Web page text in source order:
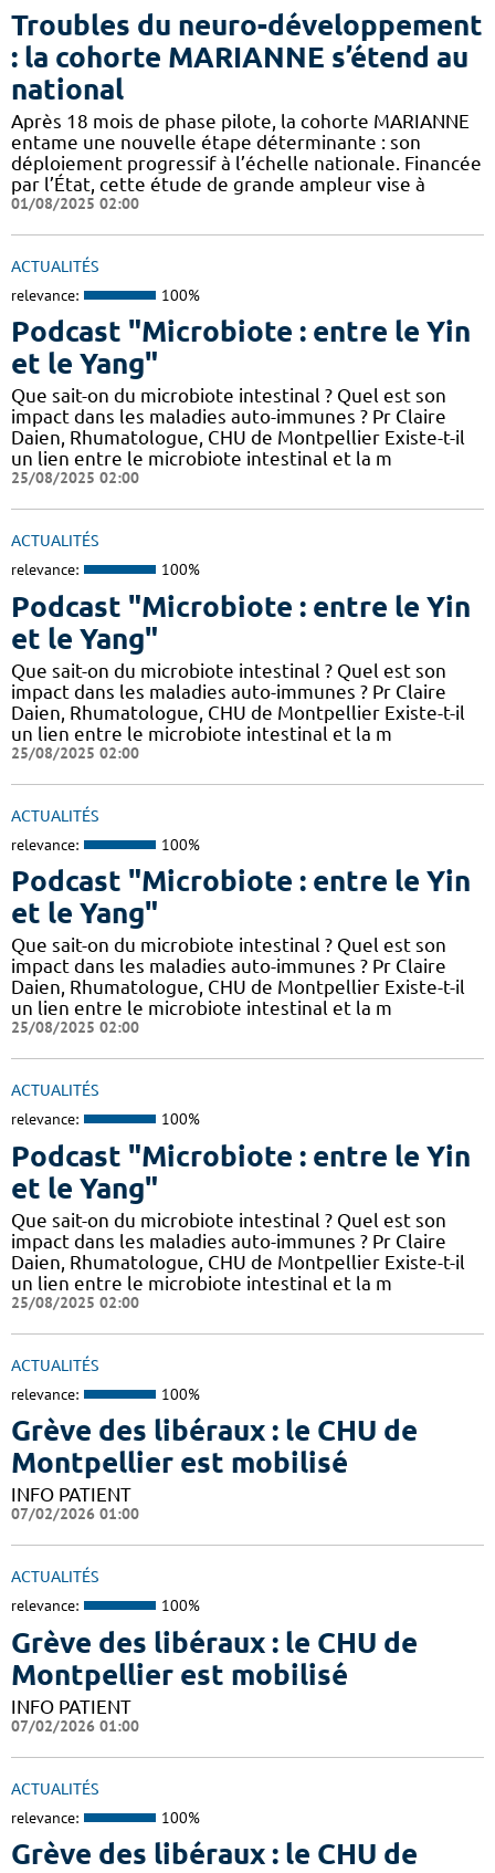
Troubles du neuro-développement
: la cohorte MARIANNE s’étend au
national
Après 18 mois de phase pilote, la cohorte MARIANNE
entame une nouvelle étape déterminante : son
déploiement progressif à l’échelle nationale. Financée
par l’État, cette étude de grande ampleur vise à
01/08/2025 02:00
ACTUALITÉS
relevance: 100%
Podcast "Microbiote : entre le Yin
et le Yang"
Que sait-on du microbiote intestinal ? Quel est son
impact dans les maladies auto-immunes ? Pr Claire
Daien, Rhumatologue, CHU de Montpellier Existe-t-il
un lien entre le microbiote intestinal et la m
25/08/2025 02:00
ACTUALITÉS
relevance: 100%
Podcast "Microbiote : entre le Yin
et le Yang"
Que sait-on du microbiote intestinal ? Quel est son
impact dans les maladies auto-immunes ? Pr Claire
Daien, Rhumatologue, CHU de Montpellier Existe-t-il
un lien entre le microbiote intestinal et la m
25/08/2025 02:00
ACTUALITÉS
relevance: 100%
Podcast "Microbiote : entre le Yin
et le Yang"
Que sait-on du microbiote intestinal ? Quel est son
impact dans les maladies auto-immunes ? Pr Claire
Daien, Rhumatologue, CHU de Montpellier Existe-t-il
un lien entre le microbiote intestinal et la m
25/08/2025 02:00
ACTUALITÉS
relevance: 100%
Podcast "Microbiote : entre le Yin
et le Yang"
Que sait-on du microbiote intestinal ? Quel est son
impact dans les maladies auto-immunes ? Pr Claire
Daien, Rhumatologue, CHU de Montpellier Existe-t-il
un lien entre le microbiote intestinal et la m
25/08/2025 02:00
ACTUALITÉS
relevance: 100%
Grève des libéraux : le CHU de
Montpellier est mobilisé
INFO PATIENT
07/02/2026 01:00
ACTUALITÉS
relevance: 100%
Grève des libéraux : le CHU de
Montpellier est mobilisé
INFO PATIENT
07/02/2026 01:00
ACTUALITÉS
relevance: 100%
Grève des libéraux : le CHU de